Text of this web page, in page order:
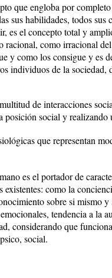
que engloba por
sus habilidades, todos
es el concepto total y
racional, como irracional
y como los consigue y es
individuos de la sociedad,
de interacciones
posición social y realizando
que representan
es el portador de
como la
sobre si mismo
tendencia a la
considerando que
social.